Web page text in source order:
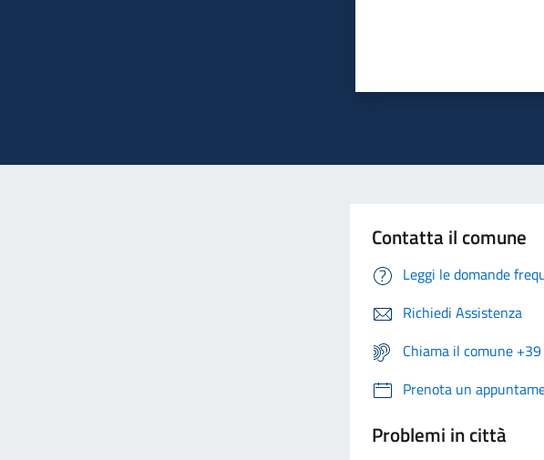
Contatta il comune
Leggi le domande
Richiedi Assistenza
Chiama il comune
Prenota un
Problemi in città